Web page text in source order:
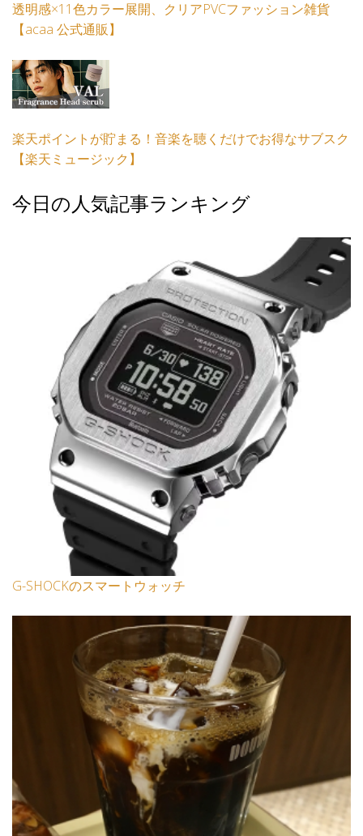
透明感×11色カラー展開、クリアPVCファッション雑貨
【acaa 公式通販】
楽天ポイントが貯まる！音楽を聴くだけでお得なサブスク
【楽天ミュージック】
今日の人気記事ランキング
G-SHOCKのスマートウォッチ